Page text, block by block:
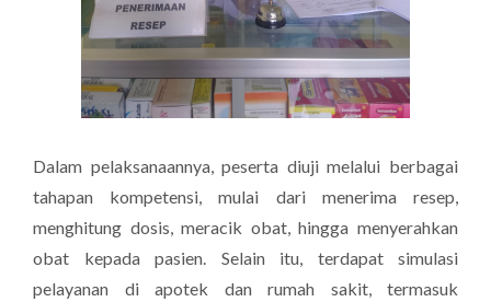
Dalam pelaksanaannya, peserta diuji melalui berbagai
tahapan kompetensi, mulai dari menerima resep,
menghitung dosis, meracik obat, hingga menyerahkan
obat kepada pasien. Selain itu, terdapat simulasi
pelayanan di apotek dan rumah sakit, termasuk